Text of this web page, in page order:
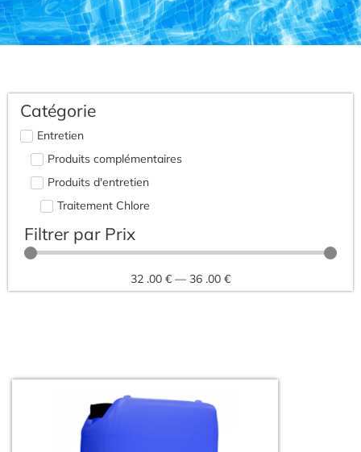
Catégorie
Entretien
Produits complémentaires
Produits d'entretien
Traitement Chlore
Filtrer par Prix
32 .00 € — 36 .00 €